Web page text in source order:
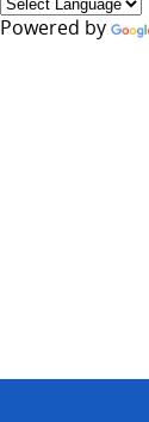
Powered by